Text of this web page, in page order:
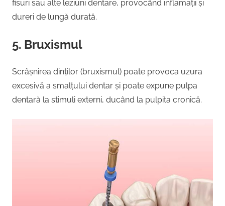
fisuri sau alte leziuni dentare, provocând inflamații și
dureri de lungă durată.
5. Bruxismul
Scrâșnirea dinților (bruxismul) poate provoca uzura
excesivă a smalțului dentar și poate expune pulpa
dentară la stimuli externi, ducând la pulpita cronică.